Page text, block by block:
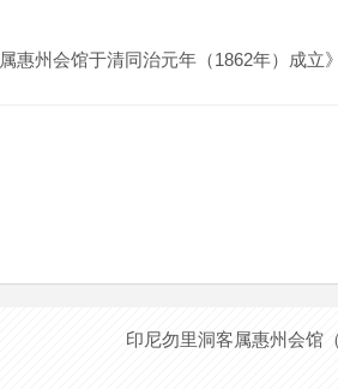
惠州会馆于清同治元年（1862年）成立》
印尼勿里洞客属惠州会馆